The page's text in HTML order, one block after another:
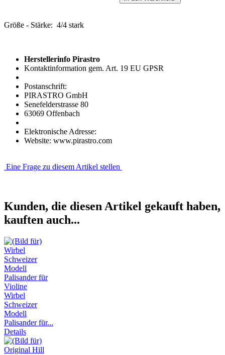
Größe - Stärke: 4/4 stark
Herstellerinfo Pirastro
Kontaktinformation gem. Art. 19 EU GPSR
Postanschrift:
PIRASTRO GmbH
Senefelderstrasse 80
63069 Offenbach
Elektronische Adresse:
Website: www.pirastro.com
Eine Frage zu diesem Artikel stellen
Kunden, die diesen Artikel gekauft haben,
kauften auch...
Wirbel
Schweizer
Modell
Palisander für...
Details